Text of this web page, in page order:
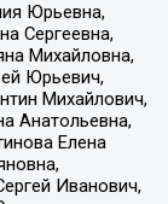
Юрьевна,
Сергеевна,
Михайловна,
Юрьевич,
Михайлович,
Анатольевна,
Елена
Иванович,